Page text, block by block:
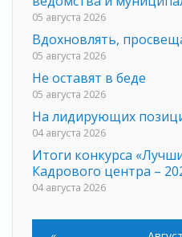
05 августа 2026
Вдохновлять,
05 августа 2026
Не оставят в беде
05 августа 2026
На лидирующих
04 августа 2026
Итоги конкурса
Кадрового центра –
04 августа 2026